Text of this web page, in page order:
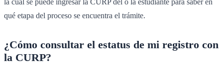
qué etapa del proceso se encuentra el trámite.
¿Cómo consultar el estatus de mi registro con
la CURP?